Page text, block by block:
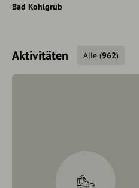
Bad Kohlgrub
Aktivitäten Alle (962)